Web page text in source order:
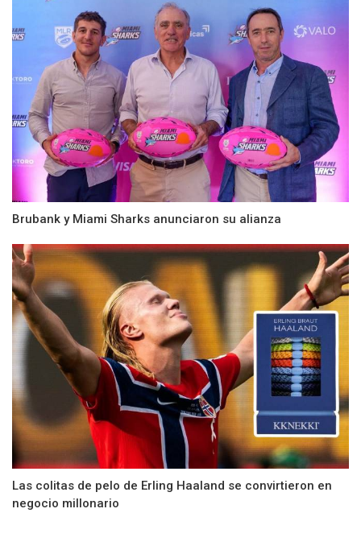
Brubank y Miami Sharks anunciaron su alianza
Las colitas de pelo de Erling Haaland se convirtieron en
negocio millonario